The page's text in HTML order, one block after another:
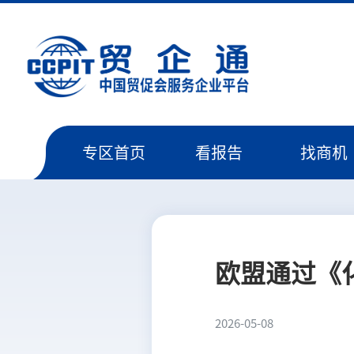
专区首页 看报告 找商机
欧盟通过《
2026-05-08